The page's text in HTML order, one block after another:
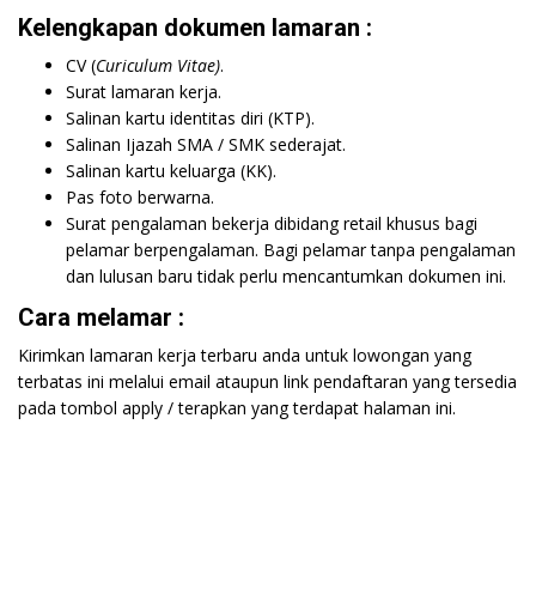
Kelengkapan dokumen lamaran :
CV (Curiculum Vitae).
Surat lamaran kerja.
Salinan kartu identitas diri (KTP).
Salinan Ijazah SMA / SMK sederajat.
Salinan kartu keluarga (KK).
Pas foto berwarna.
Surat pengalaman bekerja dibidang retail khusus bagi
pelamar berpengalaman. Bagi pelamar tanpa pengalaman
dan lulusan baru tidak perlu mencantumkan dokumen ini.
Cara melamar :
Kirimkan lamaran kerja terbaru anda untuk lowongan yang
terbatas ini melalui email ataupun link pendaftaran yang tersedia
pada tombol apply / terapkan yang terdapat halaman ini.